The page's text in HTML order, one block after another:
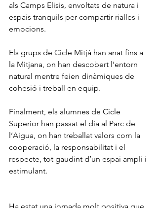
als Camps Elisis, envoltats de natura i
espais tranquils per compartir rialles i
emocions.
Els grups de Cicle Mitjà han anat fins a
la Mitjana, on han descobert l’entorn
natural mentre feien dinàmiques de
cohesió i treball en equip.
Finalment, els alumnes de Cicle
Superior han passat el dia al Parc de
l’Aigua, on han treballat valors com la
cooperació, la responsabilitat i el
respecte, tot gaudint d’un espai ampli i
estimulant.